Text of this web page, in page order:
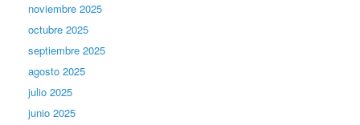
noviembre 2025
octubre 2025
septiembre 2025
agosto 2025
julio 2025
junio 2025